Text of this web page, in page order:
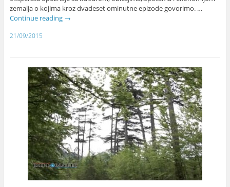
zemalja o kojima kroz dvadeset ominutne epizode govorimo. …
Continue reading →
21/09/2015